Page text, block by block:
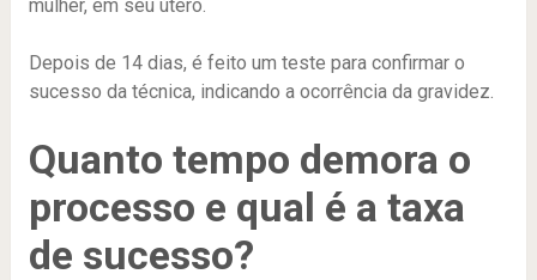
mulher, em seu útero.
Depois de 14 dias, é feito um teste para confirmar o
sucesso da técnica, indicando a ocorrência da gravidez.
Quanto tempo demora o
processo e qual é a taxa
de sucesso?